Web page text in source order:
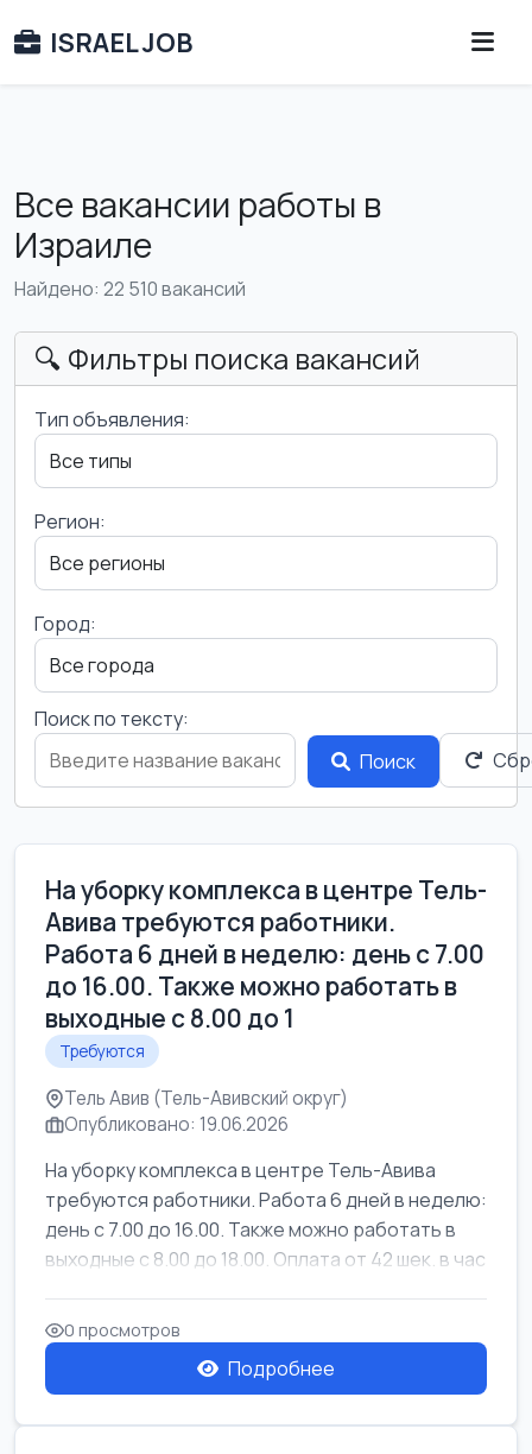
ISRAEL JOB
Все вакансии работы в
Израиле
Найдено: 22 510 вакансий
🔍 Фильтры поиска вакансий
Тип объявления:
Регион:
Город:
Поиск по тексту:
Поиск
На уборку комплекса в центре Тель-
Авива требуются работники.
Работа 6 дней в неделю: день с 7.00
до 16.00. Также можно работать в
выходные с 8.00 до 1
Требуются
Тель Авив (Тель-Авивский округ)
Опубликовано: 19.06.2026
На уборку комплекса в центре Тель-Авива
требуются работники. Работа 6 дней в неделю:
день с 7.00 до 16.00. Также можно работать в
выходные с 8.00 до 18.00. Оплата от 42 шек. в час
0 просмотров
Подробнее